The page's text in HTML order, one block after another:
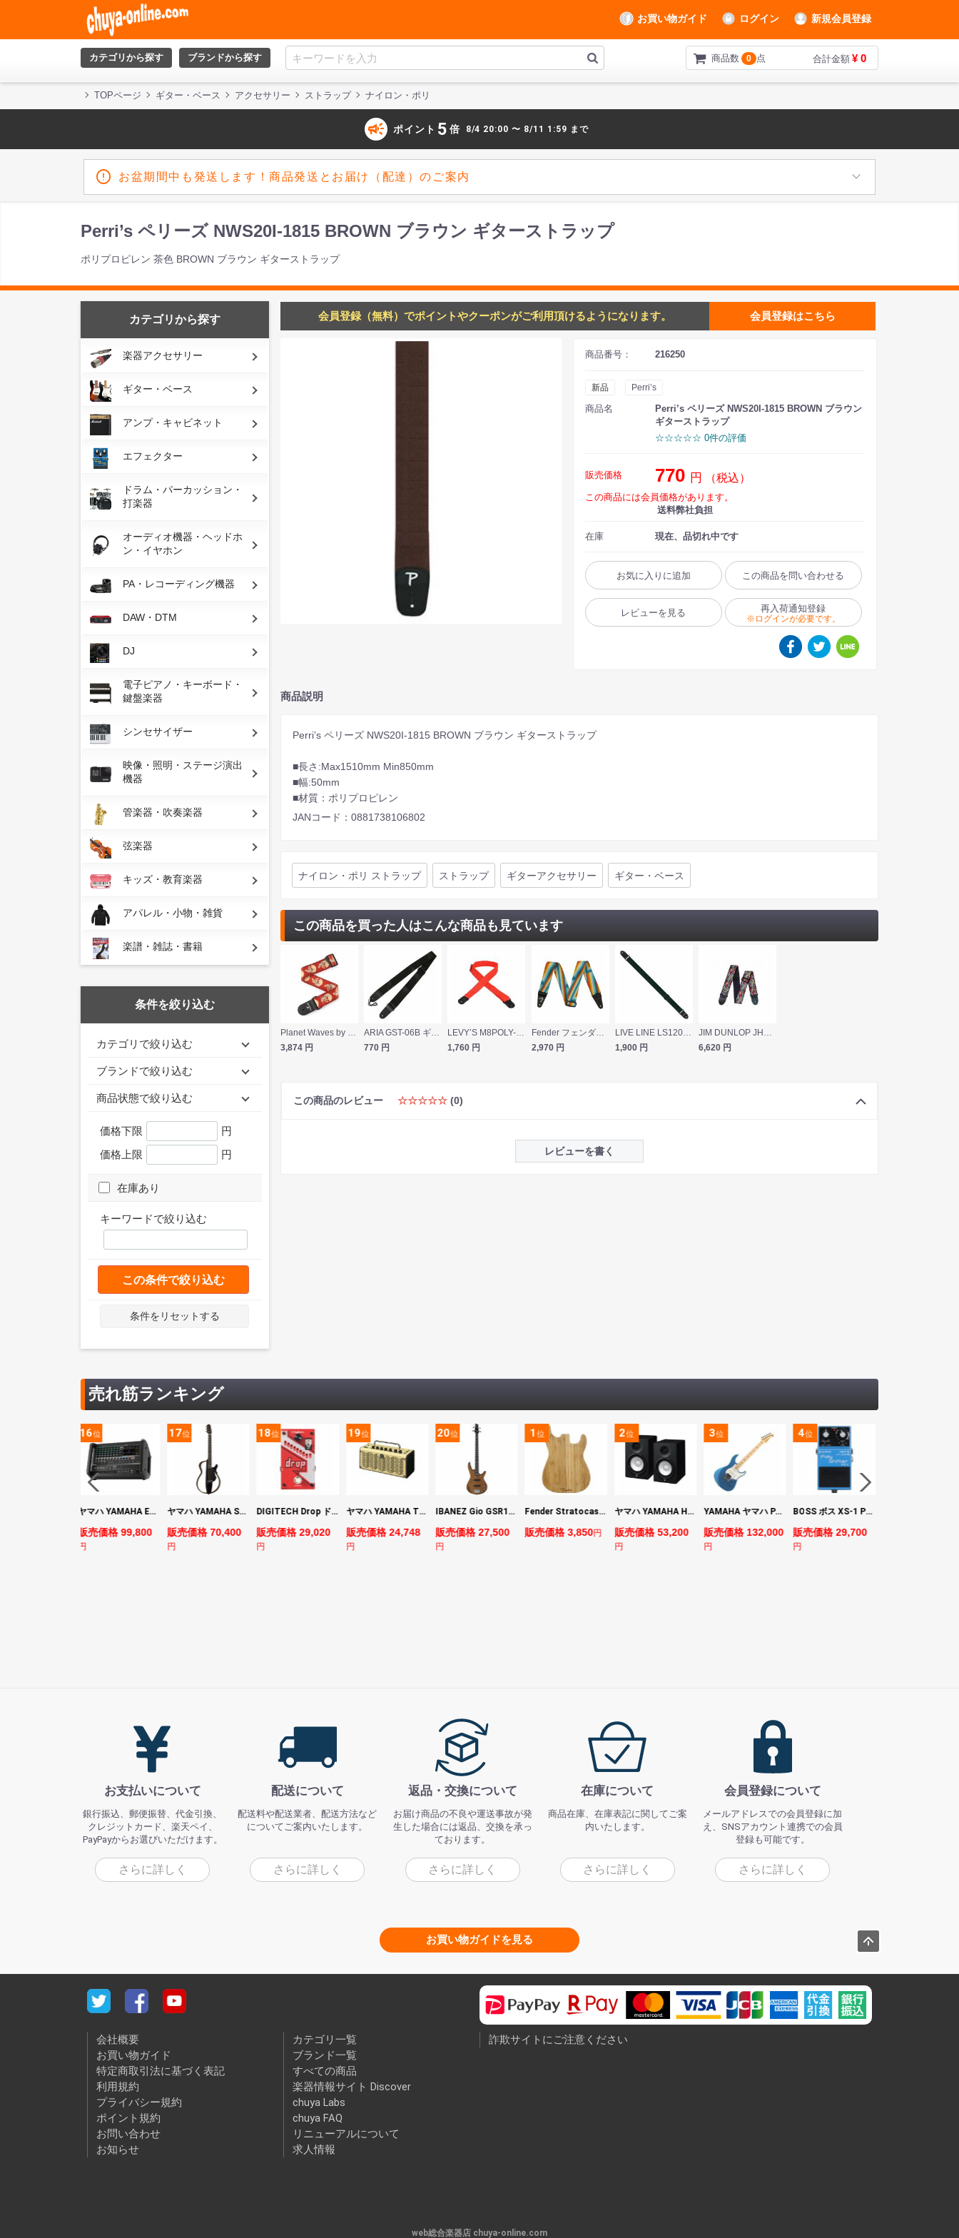
お買い物ガイド ログイン 新規会員登録
カテゴリから探す ブランドから探す 商品数 0 点 合計金額 ¥ 0
TOPページ ギター・ベース アクセサリー ストラップ ナイロン・ポリ
campaign ポイント 5 倍 8/4 20:00 〜 8/11 1:59 まで
お盆期間中も発送します！商品発送とお届け（配達）のご案内
Perri’s ペリーズ NWS20I-1815 BROWN ブラウン ギターストラップ
ポリプロピレン 茶色 BROWN ブラウン ギターストラップ
カテゴリから探す
楽器アクセサリー
ギター・ベース
アンプ・キャビネット
エフェクター
ドラム・パーカッション・
打楽器
オーディオ機器・ヘッドホ
ン・イヤホン
PA・レコーディング機器
DAW・DTM
DJ
電子ピアノ・キーボード・
鍵盤楽器
シンセサイザー
映像・照明・ステージ演出
機器
管楽器・吹奏楽器
弦楽器
キッズ・教育楽器
アパレル・小物・雑貨
楽譜・雑誌・書籍
条件を絞り込む
カテゴリで絞り込む
ブランドで絞り込む
商品状態で絞り込む
価格下限
円
価格上限
円
在庫あり
キーワードで絞り込む
この条件で絞り込む
条件をリセットする
会員登録（無料）でポイントやクーポンがご利用頂けるようになります。 会員登録はこちら
商品番号： 216250
新品 Perri’s
商品名
Perri’s ペリーズ NWS20I-1815 BROWN ブラウン
ギターストラップ
☆☆☆☆☆ 0件の評価
販売価格 770 円 （税込）
この商品には会員価格があります。
送料弊社負担
在庫 現在、品切れ中です
お気に入りに追加 この商品を問い合わせる
レビューを見る 再入荷通知登録
※ログインが必要です。
商品説明
Perri’s ペリーズ NWS20I-1815 BROWN ブラウン ギターストラップ
■長さ:Max1510mm Min850mm
■幅:50mm
■材質：ポリプロピレン
JANコード：0881738106802
ナイロン・ポリ ストラップ ストラップ ギターアクセサリー ギター・ベース
この商品を買った人はこんな商品も見ています
Planet Waves by D’Addario 50AL08 Live Life Skull ギターストラップ
3,874 円
ARIA GST-06B ギターストラップ
770 円
LEVY’S M8POLY-RED ギターストラップ
1,760 円
Fender フェンダー Retro Rainbow Strap ギターストラップ
2,970 円
LIVE LINE LS1200DGN ギターストラップ
1,900 円
JIM DUNLOP JH03 Signature Love Drops ギターストラップ
6,620 円
この商品のレビュー ☆☆☆☆☆ (0)
レビューを書く
売れ筋ランキング
16位
ヤマハ YAMAHA EMX7 12ch パワードミキサー
販売価格 99,800
円
17位
ヤマハ YAMAHA SLG200S TBL サイレントギター
販売価格 70,400
円
18位
DIGITECH Drop ドロップ・リチューニング・エフェクト
販売価格 29,020
円
19位
ヤマハ YAMAHA THR5 コンパクトギターアンプ 小型アンプ
販売価格 24,748
円
20位
IBANEZ Gio GSR180-LBF エレキベース
販売価格 27,500
円
1位
Fender Stratocaster Cutting Board カッティングボード（まな板）
販売価格 3,850円
2位
ヤマハ YAMAHA HS7 パワードスタジオモニタースピーカー×2本
販売価格 53,200
円
3位
YAMAHA ヤマハ PACS+12M SB Pacifica Standard Plus パシフィカスタンダードプラス エレキギター
販売価格 132,000
円
4位
BOSS ボス XS-1 Poly Shifter ギターエフェクター ピッチシフター
販売価格 29,700
円
お支払いについて
銀行振込、郵便振替、代金引換、
クレジットカード、楽天ペイ、
PayPayからお選びいただけます。
さらに詳しく
配送について
配送料や配送業者、配送方法など
についてご案内いたします。
さらに詳しく
返品・交換について
お届け商品の不良や運送事故が発
生した場合には返品、交換を承っ
ております。
さらに詳しく
在庫について
商品在庫、在庫表記に関してご案
内いたします。
さらに詳しく
会員登録について
メールアドレスでの会員登録に加
え、SNSアカウント連携での会員
登録も可能です。
さらに詳しく
お買い物ガイドを見る
会社概要
お買い物ガイド
特定商取引法に基づく表記
利用規約
プライバシー規約
ポイント規約
お問い合わせ
お知らせ
カテゴリ一覧
ブランド一覧
すべての商品
楽器情報サイト Discover
chuya Labs
chuya FAQ
リニューアルについて
求人情報
詐欺サイトにご注意ください
web総合楽器店 chuya-online.com